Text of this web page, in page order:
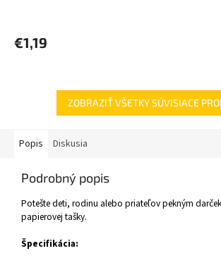
€1,19
ZOBRAZIŤ VŠETKY SÚVISIACE
Popis Diskusia
Podrobný popis
Potešte deti, rodinu alebo priateľov pekným
papierovej tašky.
Špecifikácia: